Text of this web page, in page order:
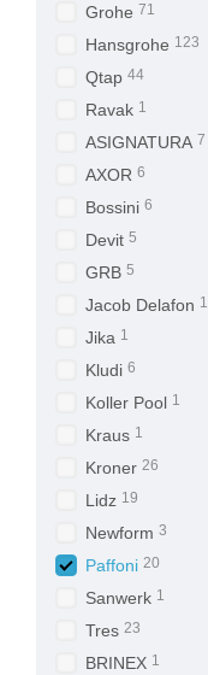
Grohe 71
Hansgrohe 123
Qtap 44
Ravak 1
ASIGNATURA 7
AXOR 6
Bossini 6
Devit 5
GRB 5
Jacob Delafon 1
Jika 1
Kludi 6
Koller Pool 1
Kraus 1
Kroner 26
Lidz 19
Newform 3
Paffoni 20
Sanwerk 1
Tres 23
BRINEX 1